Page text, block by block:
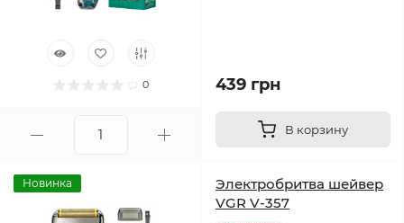
0 439 грн
В корзину
Новинка
Электробритва шейвер
VGR V-357